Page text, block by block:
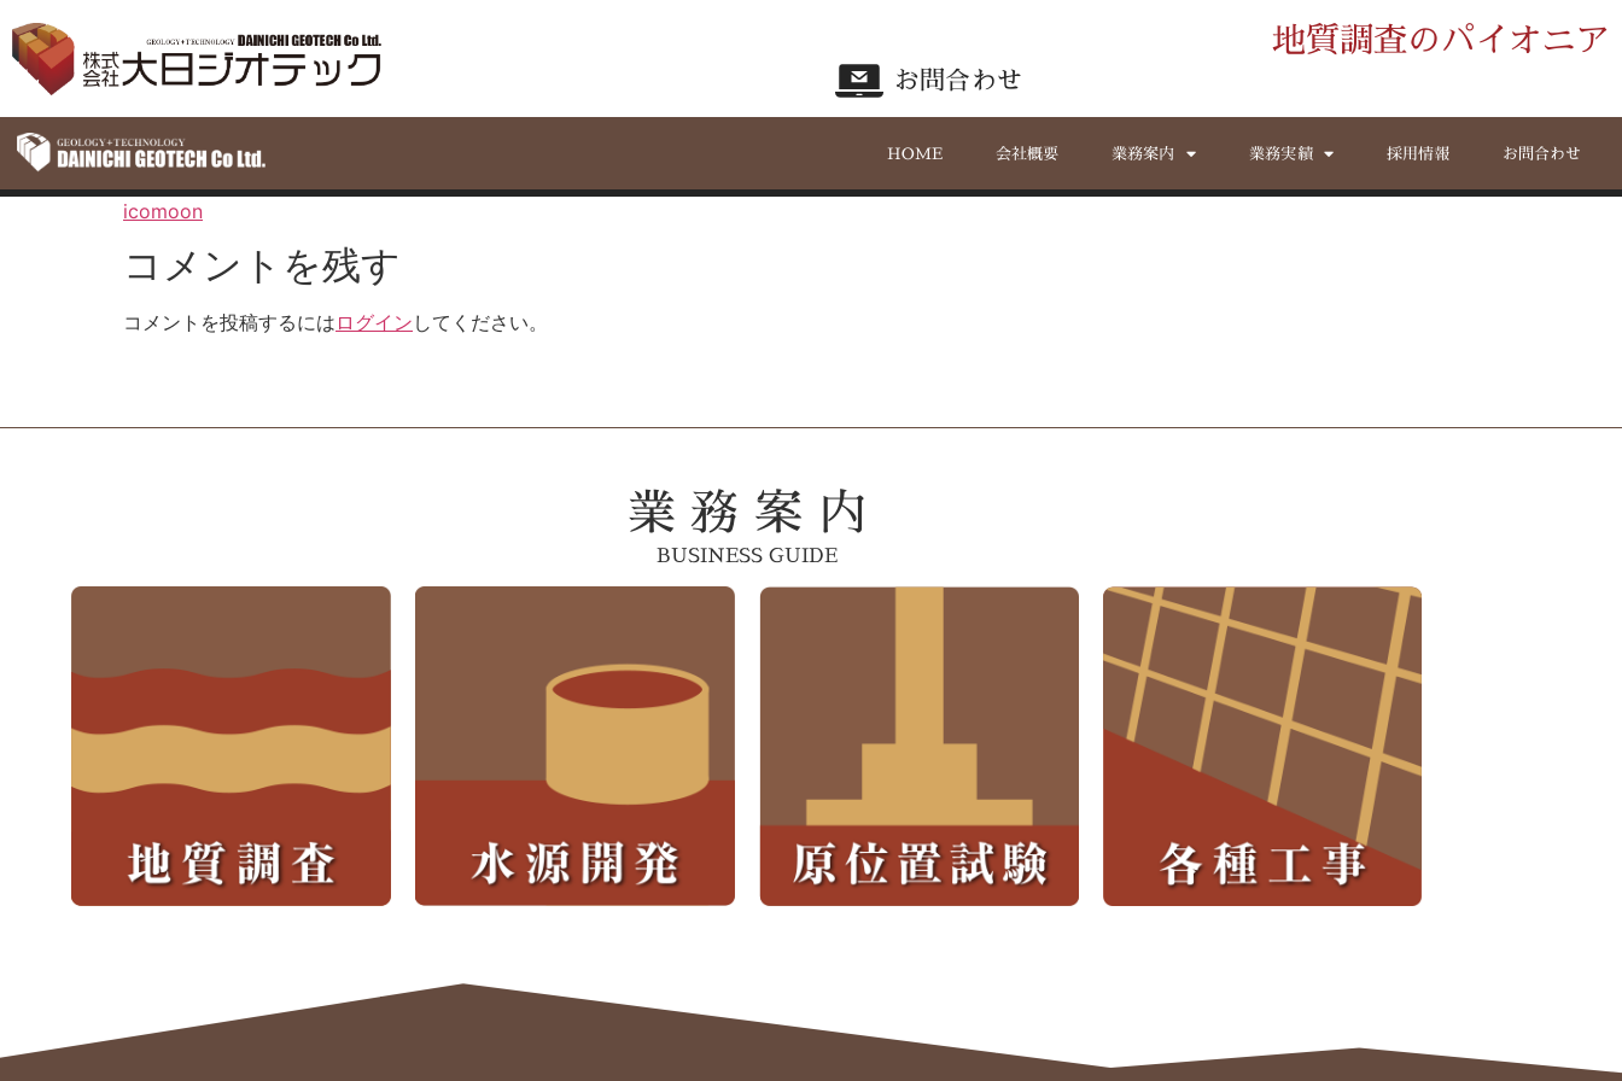
地質調査のパイオニア
お問合わせ
HOME 会社概要 業務案内 業務実績 採用情報 お問合わせ
icomoon
コメントを残す
コメントを投稿するには ログイン してください。
業 務 案 内
BUSINESS GUIDE